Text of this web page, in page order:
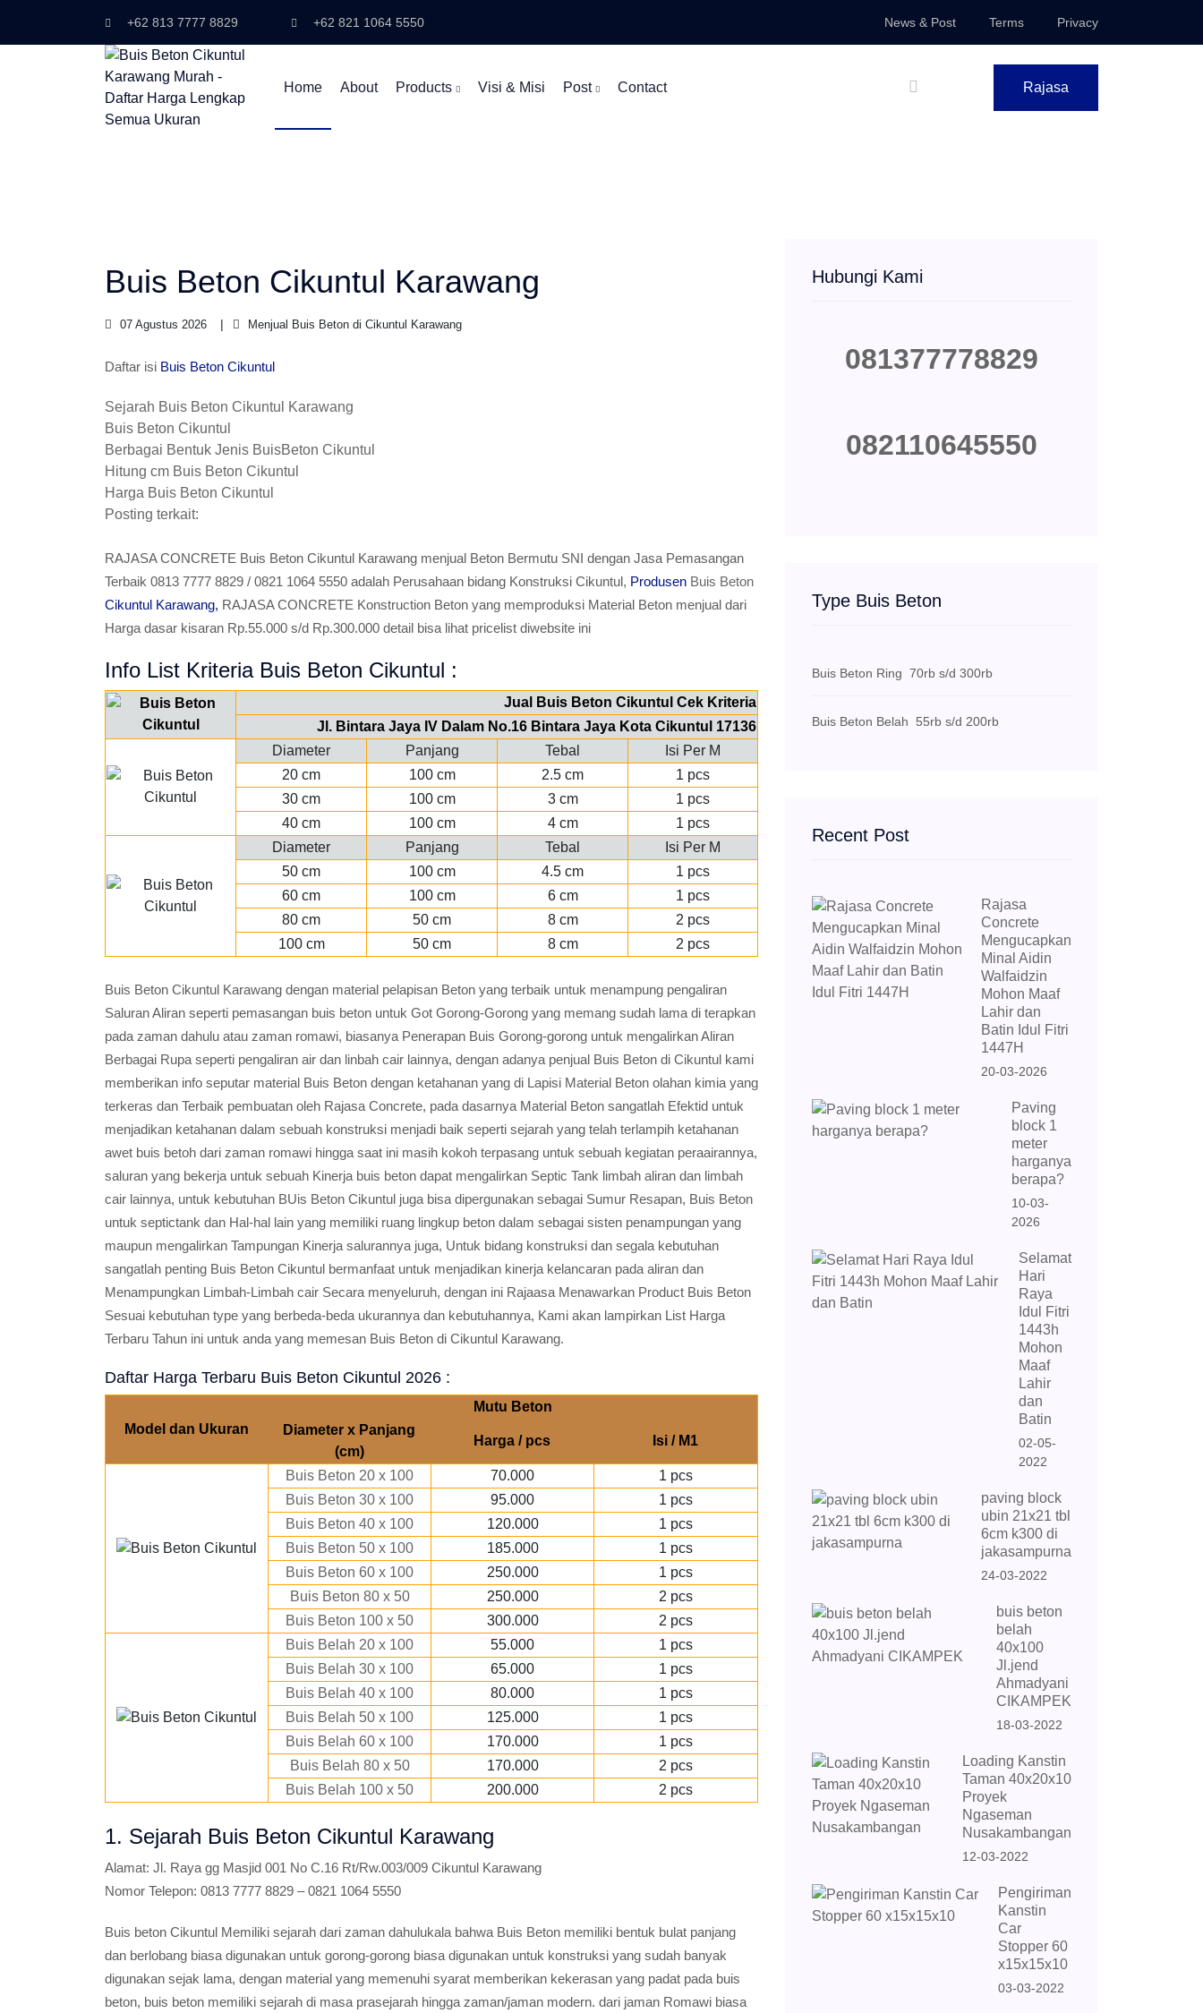
+62 813 7777 8829 +62 821 1064 5550 News & Post Terms Privacy
Home About Products Visi & Misi Post Contact Rajasa
Buis Beton Cikuntul Karawang
07 Agustus 2026 Menjual Buis Beton di Cikuntul Karawang
Daftar isi Buis Beton Cikuntul
Sejarah Buis Beton Cikuntul Karawang
Buis Beton Cikuntul
Berbagai Bentuk Jenis BuisBeton Cikuntul
Hitung cm Buis Beton Cikuntul
Harga Buis Beton Cikuntul
Posting terkait:
RAJASA CONCRETE Buis Beton Cikuntul Karawang menjual Beton Bermutu SNI dengan Jasa Pemasangan
Terbaik 0813 7777 8829 / 0821 1064 5550 adalah Perusahaan bidang Konstruksi Cikuntul, Produsen Buis Beton
Cikuntul Karawang, RAJASA CONCRETE Konstruction Beton yang memproduksi Material Beton menjual dari
Harga dasar kisaran Rp.55.000 s/d Rp.300.000 detail bisa lihat pricelist diwebsite ini
Info List Kriteria Buis Beton Cikuntul :
Jual Buis Beton Cikuntul Cek Kriteria
Jl. Bintara Jaya IV Dalam No.16 Bintara Jaya Kota Cikuntul 17136
Diameter
Panjang Tebal
Isi Per M
20 cm
100 cm 2.5 cm
1 pcs
30 cm
100 cm 3 cm
1 pcs
40 cm
100 cm 4 cm
1 pcs
Diameter
Panjang Tebal
Isi Per M
50 cm
100 cm 4.5 cm
1 pcs
60 cm
100 cm 6 cm
1 pcs
80 cm
50 cm 8 cm
2 pcs
100 cm
50 cm 8 cm 2 pcs
Buis Beton Cikuntul Karawang dengan material pelapisan Beton yang terbaik untuk menampung pengaliran
Saluran Aliran seperti pemasangan buis beton untuk Got Gorong-Gorong yang memang sudah lama di terapkan
pada zaman dahulu atau zaman romawi, biasanya Penerapan Buis Gorong-gorong untuk mengalirkan Aliran
Berbagai Rupa seperti pengaliran air dan linbah cair lainnya, dengan adanya penjual Buis Beton di Cikuntul kami
memberikan info seputar material Buis Beton dengan ketahanan yang di Lapisi Material Beton olahan kimia yang
terkeras dan Terbaik pembuatan oleh Rajasa Concrete, pada dasarnya Material Beton sangatlah Efektid untuk
menjadikan ketahanan dalam sebuah konstruksi menjadi baik seperti sejarah yang telah terlampih ketahanan
awet buis betoh dari zaman romawi hingga saat ini masih kokoh terpasang untuk sebuah kegiatan peraairannya,
saluran yang bekerja untuk sebuah Kinerja buis beton dapat mengalirkan Septic Tank limbah aliran dan limbah
cair lainnya, untuk kebutuhan BUis Beton Cikuntul juga bisa dipergunakan sebagai Sumur Resapan, Buis Beton
untuk septictank dan Hal-hal lain yang memiliki ruang lingkup beton dalam sebagai sisten penampungan yang
maupun mengalirkan Tampungan Kinerja salurannya juga, Untuk bidang konstruksi dan segala kebutuhan
sangatlah penting Buis Beton Cikuntul bermanfaat untuk menjadikan kinerja kelancaran pada aliran dan
Menampungkan Limbah-Limbah cair Secara menyeluruh, dengan ini Rajaasa Menawarkan Product Buis Beton
Sesuai kebutuhan type yang berbeda-beda ukurannya dan kebutuhannya, Kami akan lampirkan List Harga
Terbaru Tahun ini untuk anda yang memesan Buis Beton di Cikuntul Karawang.
Daftar Harga Terbaru Buis Beton Cikuntul 2026 :
Model dan Ukuran
Mutu Beton
Diameter x Panjang
(cm)
Harga / pcs Isi / M1
Buis Beton 20 x 100 70.000
1 pcs
Buis Beton 30 x 100
95.000
1 pcs
Buis Beton 40 x 100
120.000
1 pcs
Buis Beton 50 x 100
185.000
1 pcs
Buis Beton 60 x 100
250.000
1 pcs
Buis Beton 80 x 50
250.000
2 pcs
Buis Beton 100 x 50
300.000
2 pcs
Buis Belah 20 x 100
55.000
1 pcs
Buis Belah 30 x 100
65.000
1 pcs
Buis Belah 40 x 100
80.000
1 pcs
Buis Belah 50 x 100
125.000
1 pcs
Buis Belah 60 x 100
170.000
1 pcs
Buis Belah 80 x 50
170.000
2 pcs
Buis Belah 100 x 50
200.000 2 pcs
1. Sejarah Buis Beton Cikuntul Karawang
Alamat: Jl. Raya gg Masjid 001 No C.16 Rt/Rw.003/009 Cikuntul Karawang
Nomor Telepon: 0813 7777 8829 – 0821 1064 5550
Buis beton Cikuntul Memiliki sejarah dari zaman dahulukala bahwa Buis Beton memiliki bentuk bulat panjang
dan berlobang biasa digunakan untuk gorong-gorong biasa digunakan untuk konstruksi yang sudah banyak
digunakan sejak lama, dengan material yang memenuhi syarat memberikan kekerasan yang padat pada buis
beton, buis beton memiliki sejarah di masa prasejarah hingga zaman/jaman modern. dari jaman Romawi biasa
Hubungi Kami
081377778829
082110645550
Type Buis Beton
Buis Beton Ring 70rb s/d 300rb
Buis Beton Belah 55rb s/d 200rb
Recent Post
Rajasa
Concrete
Mengucapkan
Minal Aidin
Walfaidzin
Mohon Maaf
Lahir dan
Batin Idul Fitri
1447H
20-03-2026
Paving
block 1
meter
harganya
berapa?
10-03-
2026
Selamat
Hari
Raya
Idul Fitri
1443h
Mohon
Maaf
Lahir
dan
Batin
02-05-
2022
paving block
ubin 21x21 tbl
6cm k300 di
jakasampurna
24-03-2022
buis beton
belah
40x100
Jl.jend
Ahmadyani
CIKAMPEK
18-03-2022
Loading Kanstin
Taman 40x20x10
Proyek
Ngaseman
Nusakambangan
12-03-2022
Pengiriman
Kanstin
Car
Stopper 60
x15x15x10
03-03-2022